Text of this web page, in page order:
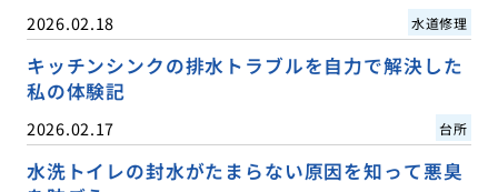
2026.02.18 水道修理
キッチンシンクの排水トラブルを自力で解決した
私の体験記
2026.02.17 台所
水洗トイレの封水がたまらない原因を知って悪臭